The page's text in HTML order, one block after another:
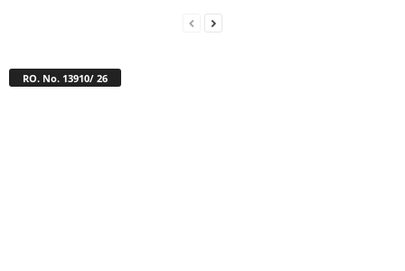
RO. No. 13910/ 26